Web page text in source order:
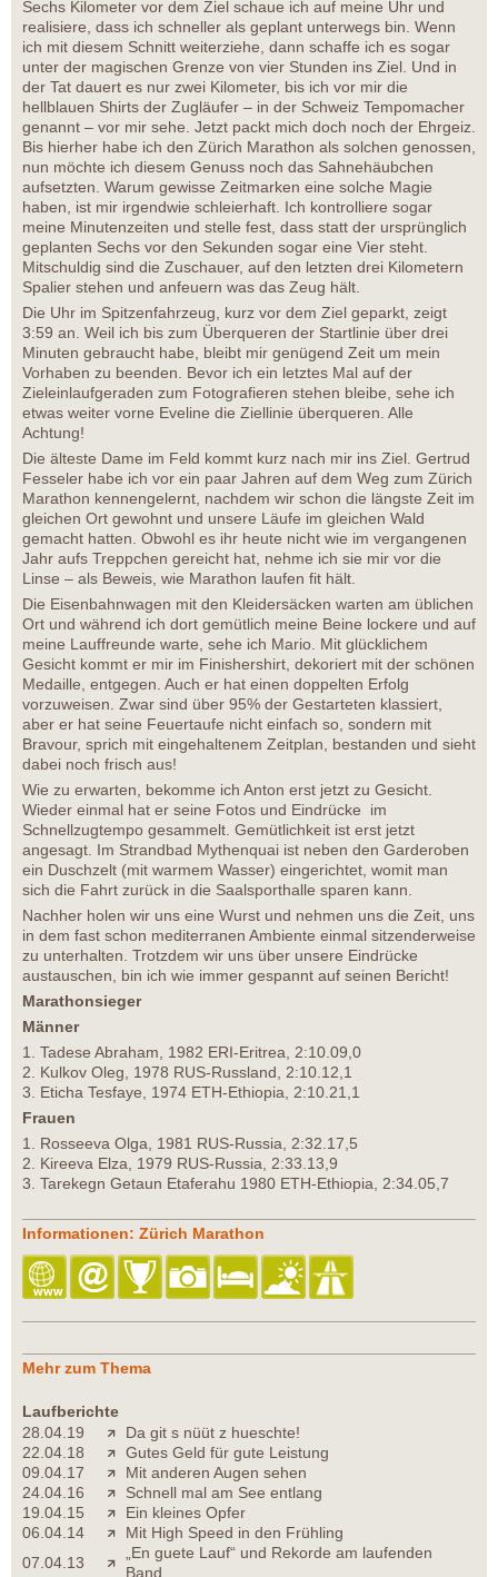
Sechs Kilometer vor dem Ziel schaue ich auf meine Uhr und
realisiere, dass ich schneller als geplant unterwegs bin. Wenn
ich mit diesem Schnitt weiterziehe, dann schaffe ich es sogar
unter der magischen Grenze von vier Stunden ins Ziel. Und in
der Tat dauert es nur zwei Kilometer, bis ich vor mir die
hellblauen Shirts der Zugläufer – in der Schweiz Tempomacher
genannt – vor mir sehe. Jetzt packt mich doch noch der Ehrgeiz.
Bis hierher habe ich den Zürich Marathon als solchen genossen,
nun möchte ich diesem Genuss noch das Sahnehäubchen
aufsetzten. Warum gewisse Zeitmarken eine solche Magie
haben, ist mir irgendwie schleierhaft. Ich kontrolliere sogar
meine Minutenzeiten und stelle fest, dass statt der ursprünglich
geplanten Sechs vor den Sekunden sogar eine Vier steht.
Mitschuldig sind die Zuschauer, auf den letzten drei Kilometern
Spalier stehen und anfeuern was das Zeug hält.
Die Uhr im Spitzenfahrzeug, kurz vor dem Ziel geparkt, zeigt
3:59 an. Weil ich bis zum Überqueren der Startlinie über drei
Minuten gebraucht habe, bleibt mir genügend Zeit um mein
Vorhaben zu beenden. Bevor ich ein letztes Mal auf der
Zieleinlaufgeraden zum Fotografieren stehen bleibe, sehe ich
etwas weiter vorne Eveline die Ziellinie überqueren. Alle
Achtung!
Die älteste Dame im Feld kommt kurz nach mir ins Ziel. Gertrud
Fesseler habe ich vor ein paar Jahren auf dem Weg zum Zürich
Marathon kennengelernt, nachdem wir schon die längste Zeit im
gleichen Ort gewohnt und unsere Läufe im gleichen Wald
gemacht hatten. Obwohl es ihr heute nicht wie im vergangenen
Jahr aufs Treppchen gereicht hat, nehme ich sie mir vor die
Linse – als Beweis, wie Marathon laufen fit hält.
Die Eisenbahnwagen mit den Kleidersäcken warten am üblichen
Ort und während ich dort gemütlich meine Beine lockere und auf
meine Lauffreunde warte, sehe ich Mario. Mit glücklichem
Gesicht kommt er mir im Finishershirt, dekoriert mit der schönen
Medaille, entgegen. Auch er hat einen doppelten Erfolg
vorzuweisen. Zwar sind über 95% der Gestarteten klassiert,
aber er hat seine Feuertaufe nicht einfach so, sondern mit
Bravour, sprich mit eingehaltenem Zeitplan, bestanden und sieht
dabei noch frisch aus!
Wie zu erwarten, bekomme ich Anton erst jetzt zu Gesicht.
Wieder einmal hat er seine Fotos und Eindrücke im
Schnellzugtempo gesammelt. Gemütlichkeit ist erst jetzt
angesagt. Im Strandbad Mythenquai ist neben den Garderoben
ein Duschzelt (mit warmem Wasser) eingerichtet, womit man
sich die Fahrt zurück in die Saalsporthalle sparen kann.
Nachher holen wir uns eine Wurst und nehmen uns die Zeit, uns
in dem fast schon mediterranen Ambiente einmal sitzenderweise
zu unterhalten. Trotzdem wir uns über unsere Eindrücke
austauschen, bin ich wie immer gespannt auf seinen Bericht!
Marathonsieger
Männer
1. Tadese Abraham, 1982 ERI-Eritrea, 2:10.09,0
2. Kulkov Oleg, 1978 RUS-Russland, 2:10.12,1
3. Eticha Tesfaye, 1974 ETH-Ethiopia, 2:10.21,1
Frauen
1. Rosseeva Olga, 1981 RUS-Russia, 2:32.17,5
2. Kireeva Elza, 1979 RUS-Russia, 2:33.13,9
3. Tarekegn Getaun Etaferahu 1980 ETH-Ethiopia, 2:34.05,7
Informationen: Zürich Marathon
Mehr zum Thema
Laufberichte
28.04.19
Da git s nüüt z hueschte!
22.04.18
Gutes Geld für gute Leistung
09.04.17
Mit anderen Augen sehen
24.04.16
Schnell mal am See entlang
19.04.15
Ein kleines Opfer
06.04.14
Mit High Speed in den Frühling
07.04.13
„En guete Lauf“ und Rekorde am laufenden
Band